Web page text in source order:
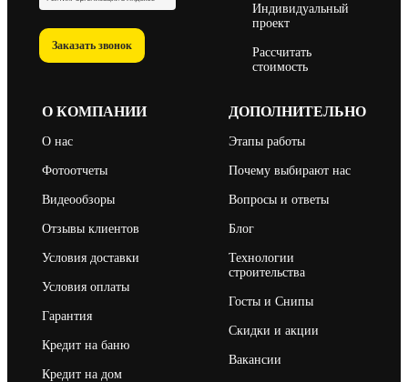
Заказать звонок
Индивидуальный
проект
Рассчитать
стоимость
О КОМПАНИИ
О нас
Фотоотчеты
Видеообзоры
Отзывы клиентов
Условия доставки
Условия оплаты
Гарантия
Кредит на баню
Кредит на дом
ДОПОЛНИТЕЛЬНО
Этапы работы
Почему выбирают нас
Вопросы и ответы
Блог
Технологии
строительства
Госты и Снипы
Скидки и акции
Вакансии